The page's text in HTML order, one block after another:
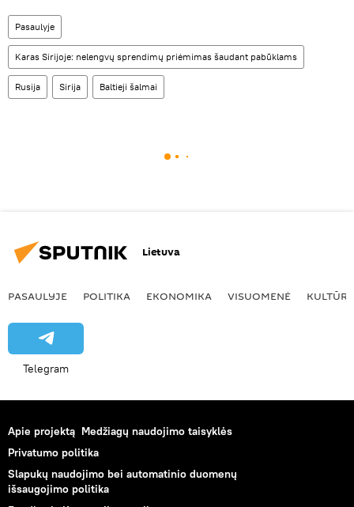
Pasaulyje
Karas Sirijoje: nelengvų sprendimų priėmimas šaudant pabūklams
Rusija Sirija Baltieji šalmai
Lietuva
PASAULYJE POLITIKA EKONOMIKA VISUOMENĖ KULTŪRA
Telegram
Apie projektą Medžiagų naudojimo taisyklės
Privatumo politika
Slapukų naudojimo bei automatinio duomenų
išsaugojimo politika